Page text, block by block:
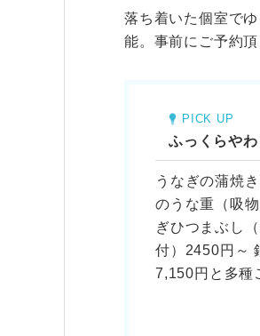
落ち着いた個室で
能。事前にご予約
PICK UP
ふっくらや
うなぎの蒲焼
のうな重（吸
ぎひつまぶし
付）2450円～
7,150円と多種